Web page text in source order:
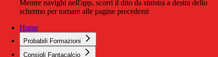
Mentre navighi nell'app, scorri il dito da sinistra a destra dello
schermo per tornare alle pagine precedenti
Home
Probabili Formazioni
Consigli Fantacalcio